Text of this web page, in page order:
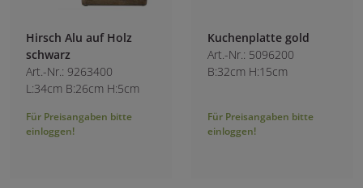
Hirsch Alu auf Holz
schwarz
Art.-Nr.: 9263400
L:34cm B:26cm H:5cm
Für Preisangaben bitte
einloggen!
Kuchenplatte gold
Art.-Nr.: 5096200
B:32cm H:15cm
Für Preisangaben bitte
einloggen!